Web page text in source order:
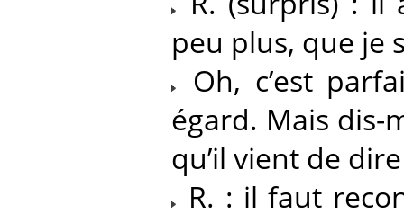
peu plus, que je
Oh, c’est
égard. Mais dis-
qu’il vient de
R. : il faut